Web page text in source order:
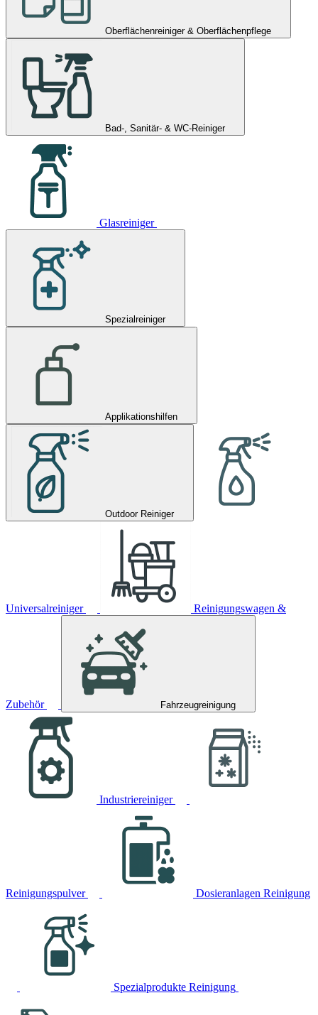
Oberflächenreiniger & Oberflächenpflege
Bad-, Sanitär- & WC-Reiniger
Glasreiniger
Spezialreiniger
Applikationshilfen
Outdoor Reiniger
Universalreiniger Reinigungswagen &
Zubehör Fahrzeugreinigung
Industriereiniger
Reinigungspulver Dosieranlagen Reinigung
Spezialprodukte Reinigung